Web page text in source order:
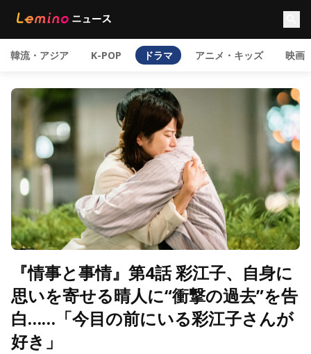
韓流・アジア K-POP ドラマ アニメ・キッズ 映画
『情事と事情』第4話 彩江子、自身に
思いを寄せる晴人に“衝撃の過去”を告
白……「今目の前にいる彩江子さんが
好き」